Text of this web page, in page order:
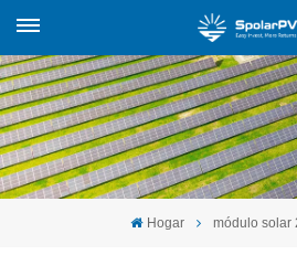
Hogar módulo solar